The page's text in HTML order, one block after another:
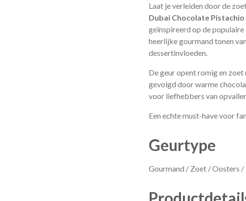
Laat je verleiden door de
Dubai Chocolate
geïnspireerd op de
heerlijke gourmand tonen
dessertinvloeden.
De geur opent romig en
gevolgd door warme
voor liefhebbers van
Een echte must-have voor
Geurtype
Gourmand / Zoet / Oosters